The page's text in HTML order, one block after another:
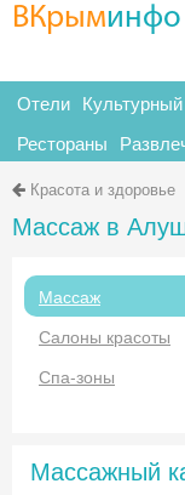
ВКрыминфо
Отели
Рестораны
Красота и здоровье
Массаж в
Массаж
Салоны красоты
Спа-зоны
Массажный